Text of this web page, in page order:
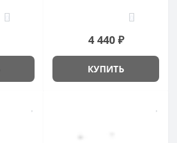
4 440 ₽
КУПИТЬ